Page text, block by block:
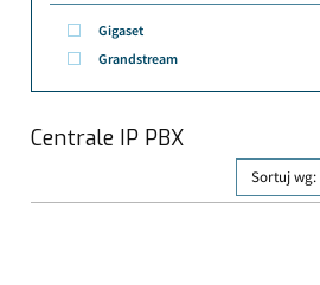
Gigaset
Grandstream
Centrale IP PBX
Sortuj wg: